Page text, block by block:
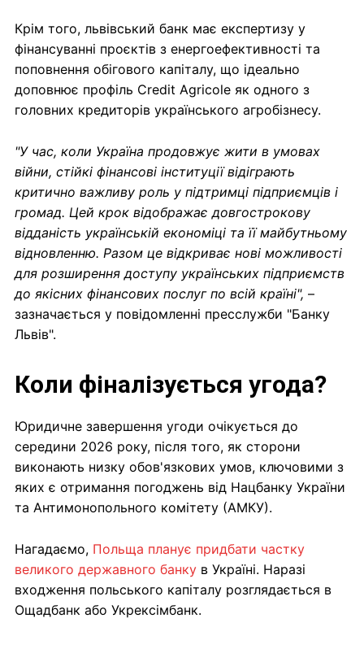
Крім того, львівський банк має експертизу у
фінансуванні проєктів з енергоефективності та
поповнення обігового капіталу, що ідеально
доповнює профіль Credit Agricole як одного з
головних кредиторів українського агробізнесу.
"У час, коли Україна продовжує жити в умовах
війни, стійкі фінансові інституції відіграють
критично важливу роль у підтримці підприємців і
громад. Цей крок відображає довгострокову
відданість українській економіці та її майбутньому
відновленню. Разом це відкриває нові можливості
для розширення доступу українських підприємств
до якісних фінансових послуг по всій країні", –
зазначається у повідомленні пресслужби "Банку
Львів".
Коли фіналізується угода?
Юридичне завершення угоди очікується до
середини 2026 року, після того, як сторони
виконають низку обов'язкових умов, ключовими з
яких є отримання погоджень від Нацбанку України
та Антимонопольного комітету (АМКУ).
Нагадаємо, Польща планує придбати частку
великого державного банку в Україні. Наразі
входження польського капіталу розглядається в
Ощадбанк або Укрексімбанк.